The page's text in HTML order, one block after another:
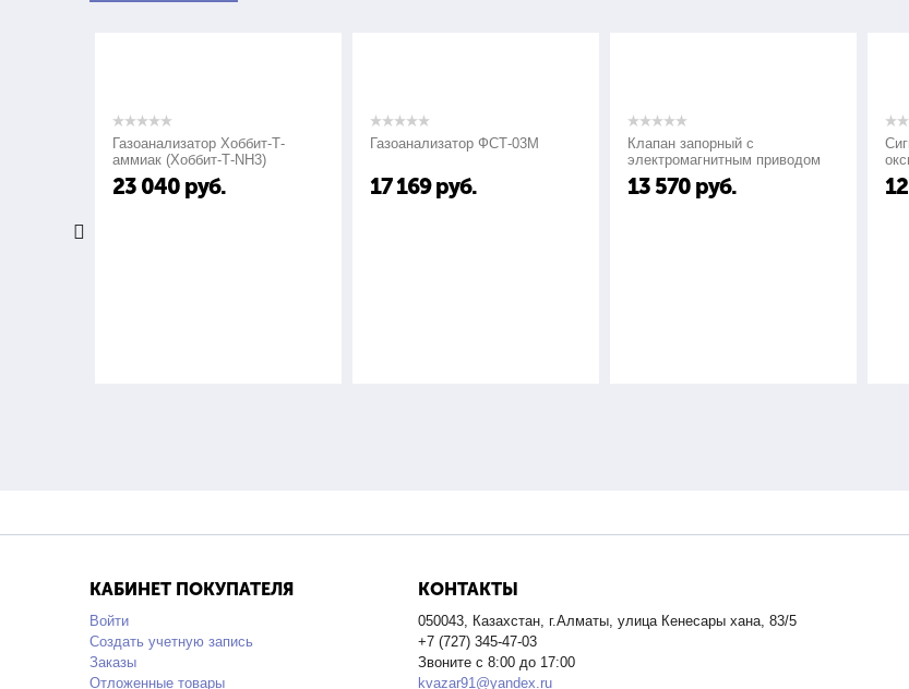
Газоанализатор Хоббит-Т-
аммиак (Хоббит-Т-NH3)
23 040 руб.
Газоанализатор ФСТ-03М
17 169 руб.
Клапан запорный с
электромагнитным приводом
КЗМЭФ
13 570 руб.
СО"
КАБИНЕТ ПОКУПАТЕЛЯ
Войти
Создать учетную запись
Заказы
Отложенные товары
КОНТАКТЫ
050043, Казахстан, г.Алматы, улица Кенесары хана, 83/5
+7 (727) 345-47-03
Звоните с 8:00 до 17:00
kvazar91@yandex.ru